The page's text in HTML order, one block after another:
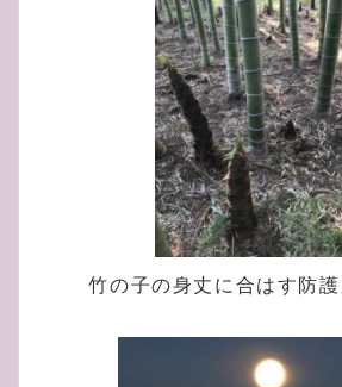
竹の子の身丈に合はす防